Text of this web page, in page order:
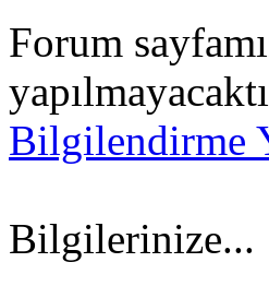
Forum
Bilgilendirme
Bilgilerinize...